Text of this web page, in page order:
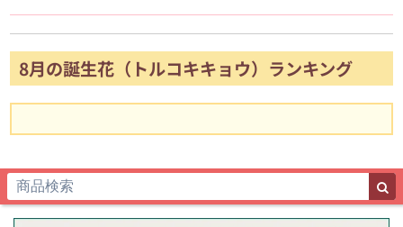
8月の誕生花（トルコキキョウ）ランキング